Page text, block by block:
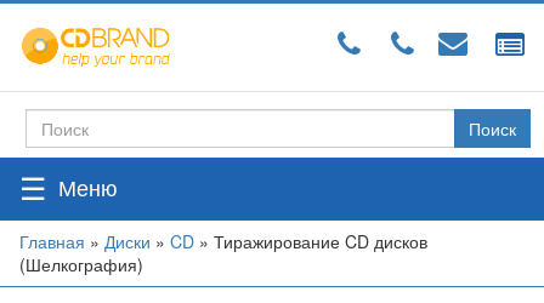
Перейти
основному
Форма
поиска
Поиск
☰
Вы
здесь
Главная » Диски » CD » Тиражирование CD дисков
(Шелкография)